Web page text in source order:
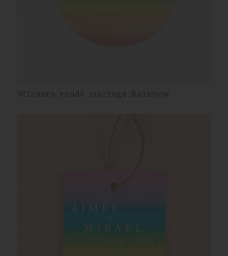
Stickers ronds mariage Rainbow